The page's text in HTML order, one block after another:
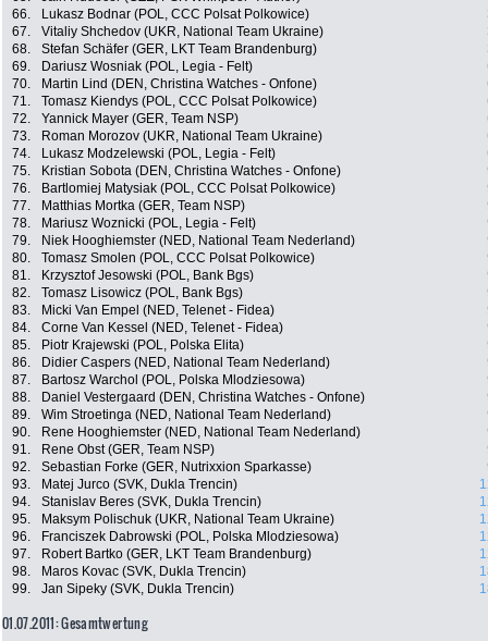
66.
Lukasz Bodnar (POL, CCC Polsat Polkowice)
67.
Vitaliy Shchedov (UKR, National Team Ukraine)
68.
Stefan Schäfer (GER, LKT Team Brandenburg)
69.
Dariusz Wosniak (POL, Legia - Felt)
70.
Martin Lind (DEN, Christina Watches - Onfone)
71.
Tomasz Kiendys (POL, CCC Polsat Polkowice)
72.
Yannick Mayer (GER, Team NSP)
73.
Roman Morozov (UKR, National Team Ukraine)
74.
Lukasz Modzelewski (POL, Legia - Felt)
75.
Kristian Sobota (DEN, Christina Watches - Onfone)
76.
Bartlomiej Matysiak (POL, CCC Polsat Polkowice)
77.
Matthias Mortka (GER, Team NSP)
78.
Mariusz Woznicki (POL, Legia - Felt)
79.
Niek Hooghiemster (NED, National Team Nederland)
80.
Tomasz Smolen (POL, CCC Polsat Polkowice)
81.
Krzysztof Jesowski (POL, Bank Bgs)
82.
Tomasz Lisowicz (POL, Bank Bgs)
83.
Micki Van Empel (NED, Telenet - Fidea)
84.
Corne Van Kessel (NED, Telenet - Fidea)
85.
Piotr Krajewski (POL, Polska Elita)
86.
Didier Caspers (NED, National Team Nederland)
87.
Bartosz Warchol (POL, Polska Mlodziesowa)
88.
Daniel Vestergaard (DEN, Christina Watches - Onfone)
89.
Wim Stroetinga (NED, National Team Nederland)
90.
Rene Hooghiemster (NED, National Team Nederland)
91.
Rene Obst (GER, Team NSP)
92.
Sebastian Forke (GER, Nutrixxion Sparkasse)
93.
Matej Jurco (SVK, Dukla Trencin)
94.
Stanislav Beres (SVK, Dukla Trencin)
95.
Maksym Polischuk (UKR, National Team Ukraine)
96.
Franciszek Dabrowski (POL, Polska Mlodziesowa)
97.
Robert Bartko (GER, LKT Team Brandenburg)
98.
Maros Kovac (SVK, Dukla Trencin)
99.
Jan Sipeky (SVK, Dukla Trencin)
01.07.2011: Gesamtwertung